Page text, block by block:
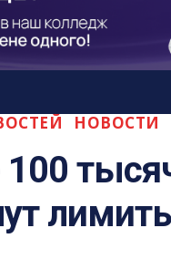
НОВОСТИ